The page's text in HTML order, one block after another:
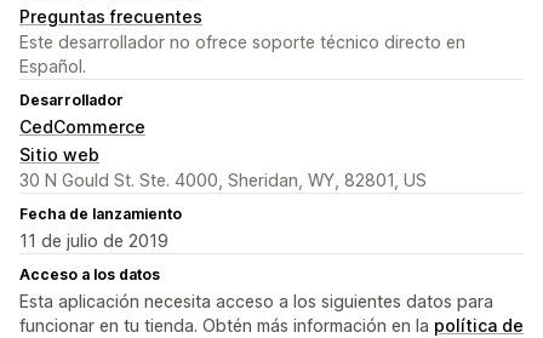
Preguntas frecuentes
Este desarrollador no ofrece soporte técnico directo en
Español.
Desarrollador
CedCommerce
Sitio web
30 N Gould St. Ste. 4000, Sheridan, WY, 82801, US
Fecha de lanzamiento
11 de julio de 2019
Acceso a los datos
Esta aplicación necesita acceso a los siguientes datos para
funcionar en tu tienda. Obtén más información en la política de